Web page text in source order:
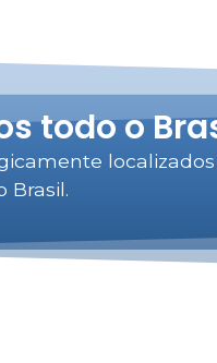
todo o
Brasil.